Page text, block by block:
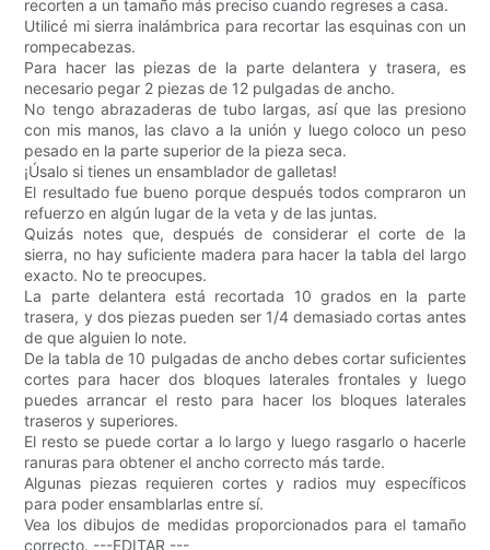
recorten a un tamaño más preciso cuando regreses a casa.
Utilicé mi sierra inalámbrica para recortar las esquinas con un
rompecabezas.
Para hacer las piezas de la parte delantera y trasera, es
necesario pegar 2 piezas de 12 pulgadas de ancho.
No tengo abrazaderas de tubo largas, así que las presiono
con mis manos, las clavo a la unión y luego coloco un peso
pesado en la parte superior de la pieza seca.
¡Úsalo si tienes un ensamblador de galletas!
El resultado fue bueno porque después todos compraron un
refuerzo en algún lugar de la veta y de las juntas.
Quizás notes que, después de considerar el corte de la
sierra, no hay suficiente madera para hacer la tabla del largo
exacto. No te preocupes.
La parte delantera está recortada 10 grados en la parte
trasera, y dos piezas pueden ser 1/4 demasiado cortas antes
de que alguien lo note.
De la tabla de 10 pulgadas de ancho debes cortar suficientes
cortes para hacer dos bloques laterales frontales y luego
puedes arrancar el resto para hacer los bloques laterales
traseros y superiores.
El resto se puede cortar a lo largo y luego rasgarlo o hacerle
ranuras para obtener el ancho correcto más tarde.
Algunas piezas requieren cortes y radios muy específicos
para poder ensamblarlas entre sí.
Vea los dibujos de medidas proporcionados para el tamaño
correcto. ---EDITAR ---